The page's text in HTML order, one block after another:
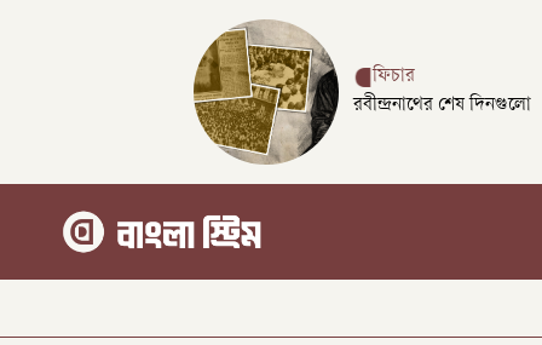
ফিচার
রবীন্দ্রনাথের শেষ দিনগুলো